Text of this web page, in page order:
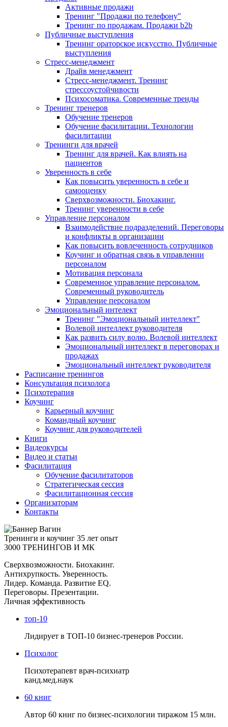
Активные продажи
Тренинг "Продажи по телефону"
Тренинг по продажам. Продажи b2b
Публичные выступления
Тренинг ораторское искусство. Публичные
выступления
Стресс-менеджмент
Драйв менеджмент
Стресс-менеджмент. Тренинг
стрессоустойчивости
Психосоматика. Современные тренды
Тренинг тренеров
Обучение тренеров
Обучение фасилитации. Технологии
фасилитации
Тренинги для врачей
Тренинг для врачей. Как влиять на
пациентов
Уверенность в себе
Как повысить уверенность в себе и
самооценку
Сверхвозможности. Биохакинг.
Тренинг уверенности в себе
Управление персоналом
Взаимодействие подразделений. Переговоры
и конфликты в организации
Как повысить вовлеченность сотрудников
Коучинг и обратная связь в управлении
персоналом
Мотивация персонала
Современное управление персоналом.
Современный руководитель
Управление персоналом
Эмоциональный интелект
Тренинг "Эмоциональный интеллект"
Волевой интеллект руководителя
Как развить силу волю. Волевой интеллект
Эмоциональный интеллект в переговорах и
продажах
Эмоциональный интеллект руководителя
Расписание тренингов
Консультация психолога
Психотерапия
Коучинг
Карьерный коучинг
Командный коучинг
Коучинг для руководителей
Книги
Видеокурсы
Видео и статьи
Фасилитация
Обучение фасилитаторов
Стратегическая сессия
Фасилитационная сессия
Организаторам
Контакты
Тренинги и коучинг 35 лет опыт
3000 ТРЕНИНГОВ И МК
Сверхвозможности. Биохакинг.
Антихрупкость. Уверенность.
Лидер. Команда. Развитие EQ.
Переговоры. Презентации.
Личная эффективность
топ-10
Лидирует в ТОП-10 бизнес-тренеров России.
Психолог
Психотерапевт врач-психиатр
канд.мед.наук
60 книг
Автор 60 книг по бизнес-психологии тиражом 15 млн.